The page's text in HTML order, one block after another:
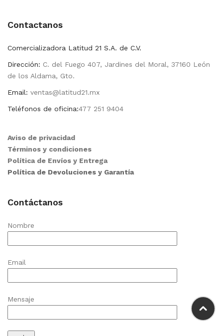
Contactanos
Comercializadora Latitud 21 S.A. de C.V.
Dirección: C. del Fuego 407, Jardines del Moral, 37160 León
de los Aldama, Gto.
Email: ventas@latitud21.mx
Teléfonos de oficina:477 251 9404
Aviso de privacidad
Términos y condiciones
Política de Envíos y Entrega
Política de Devoluciones y Garantía
Contáctanos
Nombre
Email
Mensaje